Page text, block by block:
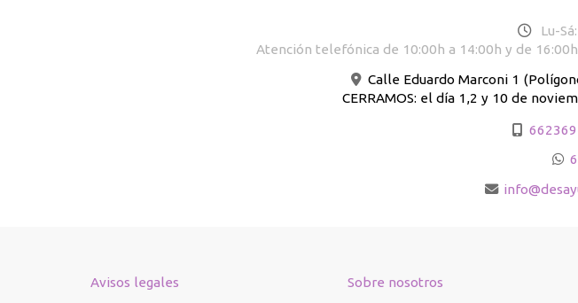
Lu-
Atención telefónica de 10:00h a 14:00h y de
Calle Eduardo Marconi 1
CERRAMOS: el día 1,2 y 10 de
info
Avisos legales Sobre nosotros